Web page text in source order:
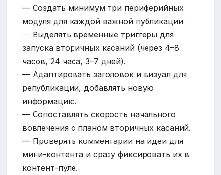
— Создать минимум три периферийных
модуля для каждой важной публикации.
— Выделять временные триггеры для
запуска вторичных касаний (через 4–8
часов, 24 часа, 3–7 дней).
— Адаптировать заголовок и визуал для
републикации, добавлять новую
информацию.
— Сопоставлять скорость начального
вовлечения с планом вторичных касаний.
— Проверять комментарии на идеи для
мини-контента и сразу фиксировать их в
контент-пуле.